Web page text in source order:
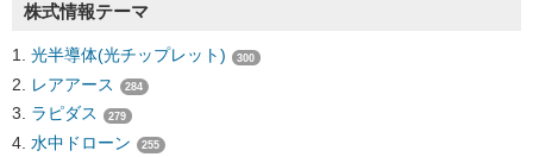
株式情報テーマ
光半導体(光チップレット) 300
レアアース 284
ラピダス 279
水中ドローン 255